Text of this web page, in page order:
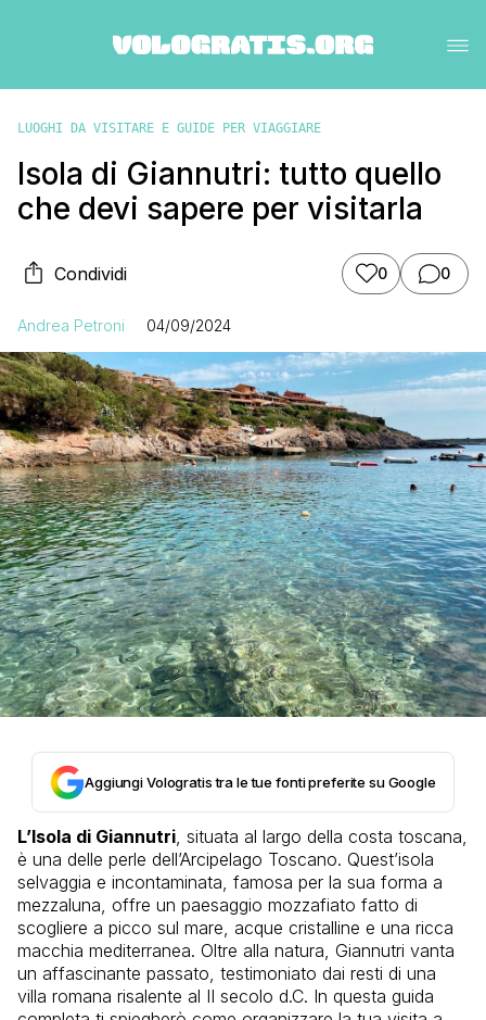
LUOGHI DA VISITARE E GUIDE PER VIAGGIARE
Isola di Giannutri: tutto quello
che devi sapere per visitarla
Condividi 0 0
Andrea Petroni 04/09/2024
Aggiungi Vologratis tra le tue fonti preferite su Google
L’Isola di Giannutri , situata al largo della costa toscana,
è una delle perle dell’Arcipelago Toscano. Quest’isola
selvaggia e incontaminata, famosa per la sua forma a
mezzaluna, offre un paesaggio mozzafiato fatto di
scogliere a picco sul mare, acque cristalline e una ricca
macchia mediterranea. Oltre alla natura, Giannutri vanta
un affascinante passato, testimoniato dai resti di una
villa romana risalente al II secolo d.C. In questa guida